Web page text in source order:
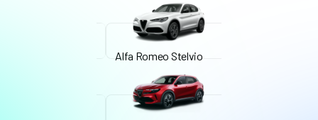
Alfa Romeo Stelvio